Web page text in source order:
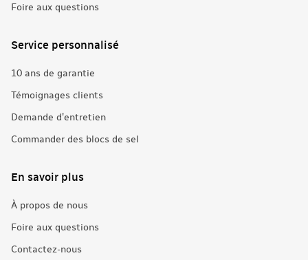
Foire aux questions
Service personnalisé
10 ans de garantie
Témoignages clients
Demande d'entretien
Commander des blocs de sel
En savoir plus
À propos de nous
Foire aux questions
Contactez-nous